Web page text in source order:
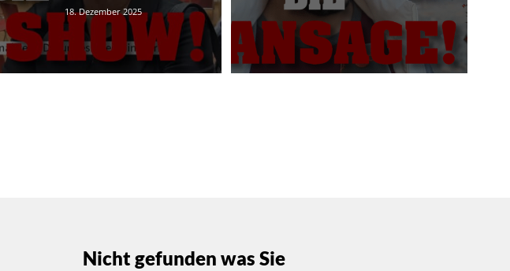
18. Dezember 2025
Nicht gefunden was Sie